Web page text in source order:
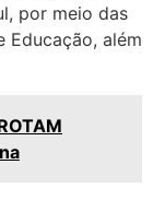
por meio das
Educação, além